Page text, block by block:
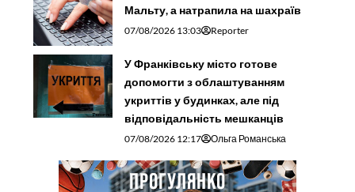
Мальту, а натрапила на шахраїв
07/08/2026 13:03 Reporter
У Франківську місто готове
допомогти з облаштуванням
укриттів у будинках, але під
відповідальність мешканців
07/08/2026 12:17 Ольга Романська